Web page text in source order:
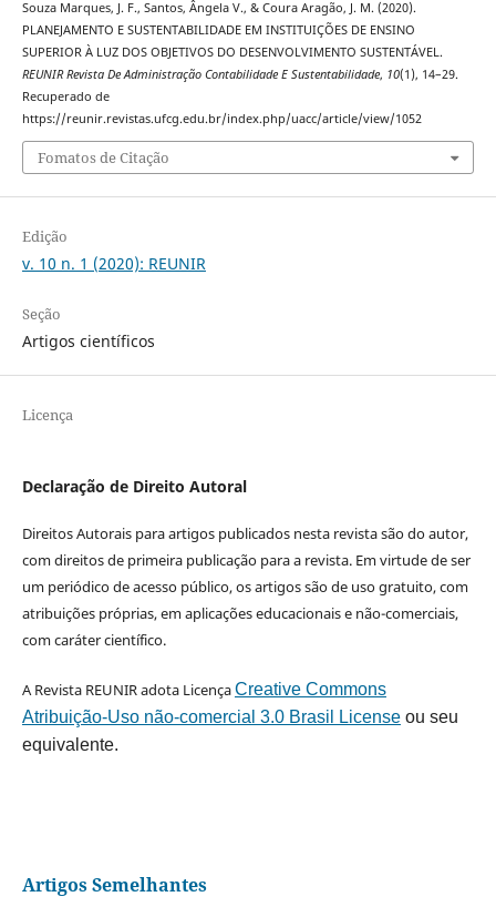
Souza Marques, J. F., Santos, Ângela V., & Coura Aragão, J. M. (2020).
PLANEJAMENTO E SUSTENTABILIDADE EM INSTITUIÇÕES DE ENSINO
SUPERIOR À LUZ DOS OBJETIVOS DO DESENVOLVIMENTO SUSTENTÁVEL.
REUNIR Revista De Administração Contabilidade E Sustentabilidade, 10(1), 14–29.
Recuperado de
https://reunir.revistas.ufcg.edu.br/index.php/uacc/article/view/1052
Fomatos de Citação
Edição
v. 10 n. 1 (2020): REUNIR
Seção
Artigos científicos
Licença
Declaração de Direito Autoral
Direitos Autorais para artigos publicados nesta revista são do autor,
com direitos de primeira publicação para a revista. Em virtude de ser
um periódico de acesso público, os artigos são de uso gratuito, com
atribuições próprias, em aplicações educacionais e não-comerciais,
com caráter científico.
A Revista REUNIR adota LicençaCreative Commons
Atribuição-Uso não-comercial 3.0 Brasil Licenseou seu
equivalente.
Artigos Semelhantes